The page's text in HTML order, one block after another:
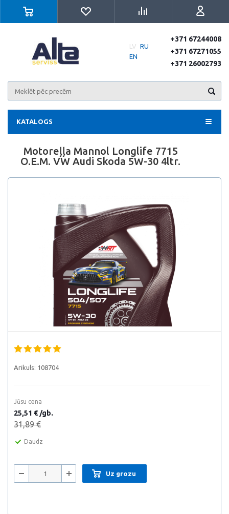
LV RU
EN
+371 67244008
+371 67271055
+371 26002793
KATALOGS
Motoreļļa Mannol Longlife 7715
O.E.M. VW Audi Skoda 5W-30 4ltr.
Arikuls: 108704
Jūsu cena
25,51 € /gb.
31,89 €
Daudz
Uz grozu